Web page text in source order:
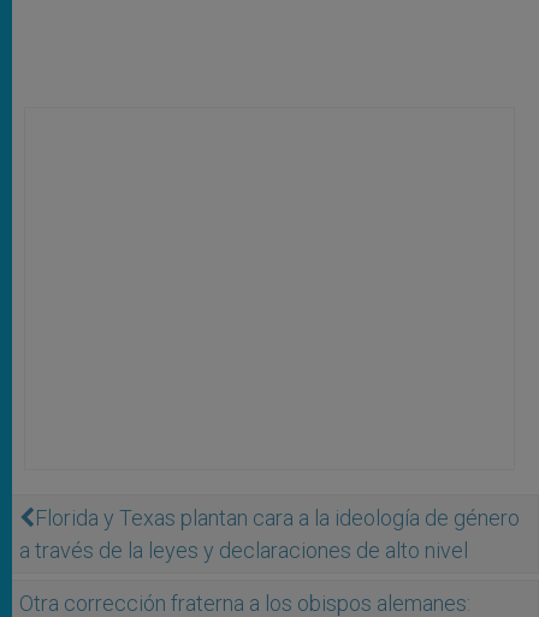
Florida y Texas plantan cara a la ideología de género
a través de la leyes y declaraciones de alto nivel
Otra corrección fraterna a los obispos alemanes: